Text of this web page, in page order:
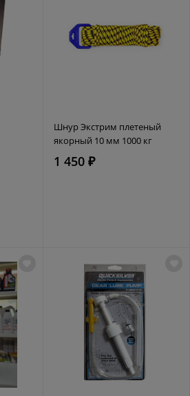
Шнур Экстрим плетеный
якорный 10 мм 1000 кг
1 450 ₽